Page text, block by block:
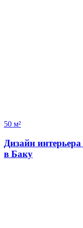
50 м²
Дизайн
в Баку